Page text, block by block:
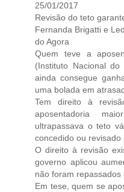
25/01/2017
Revisão do teto
Fernanda Brigatti e
do Agora
Quem teve a
(Instituto Nacional
ainda consegue
uma bolada em
Tem direito à
aposentadoria
ultrapassava o teto
concedido ou revisado
O direito à revisão
governo aplicou
não foram repassados
Em tese, quem se